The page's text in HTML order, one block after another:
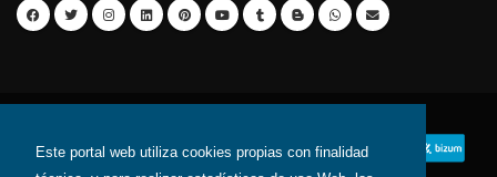
Este portal web utiliza cookies propias con finalidad